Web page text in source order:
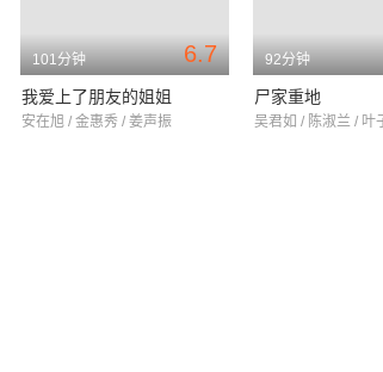
6.7
101分钟
我爱上了朋友的姐姐
安在旭 / 金惠秀 / 姜声振
92分钟
尸家重地
吴君如 / 陈淑兰 / 叶